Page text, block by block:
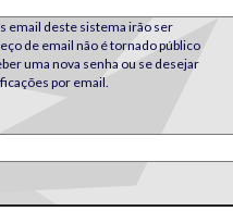
email deste sistema irão ser
de email não é tornado público
uma nova senha ou se desejar
por email.